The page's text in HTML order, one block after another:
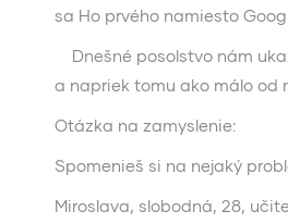
sa Ho prvého namiesto
Dnešné posolstvo nám
a napriek tomu ako málo od
Otázka na zamyslenie:
Spomenieš si na nejaký
Miroslava, slobodná, 28,